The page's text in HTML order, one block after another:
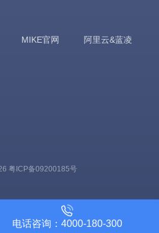
MIKE官网 阿里云&蓝凌
粤ICP备09200185号
电话咨询：4000-180-300